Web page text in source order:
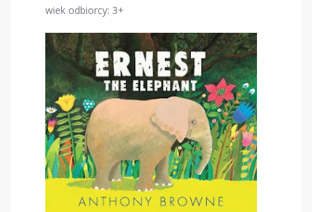
wiek odbiorcy: 3+